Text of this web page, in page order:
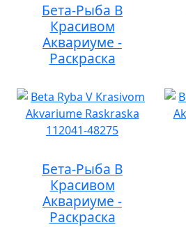
Бета-Рыба В
Красивом
Аквариуме -
Раскраска
Бета-Рыба В
Красивом
Аквариуме -
Раскраска